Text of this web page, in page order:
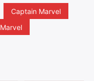
Captain Marvel
Marvel